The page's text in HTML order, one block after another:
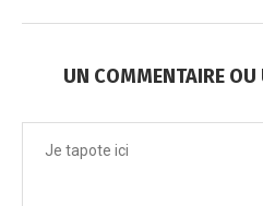
UN COMMENTAIRE